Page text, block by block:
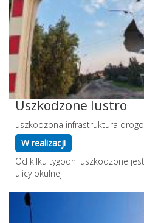
Uszkodzone lustro
uszkodzona infrastruktura
W realizacji
Od kilku tygodni uszkodzone
ulicy okulnej